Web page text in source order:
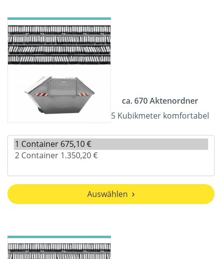
ca. 670 Aktenordner
5 Kubikmeter komfortabel
Auswählen